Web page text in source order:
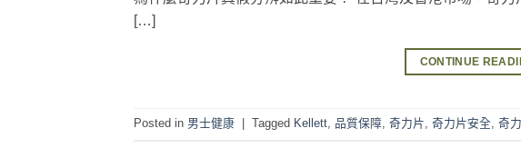
[…]
CONTINUE
Posted in 男士健康 Tagged Kellett, 品質保障, 奇力片, 奇力片安全, 奇